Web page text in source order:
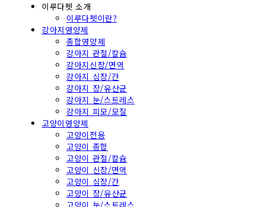
이루다펫 소개
이루다펫이란?
강아지영양제
종합영양제
강아지 관절/칼슘
강아지신장/면역
강아지 심장/간
강아지 장/유산균
강아지 눈/스트레스
강아지 피모/모질
고양이영양제
고양이전용
고양이 종합
고양이 관절/칼슘
고양이 신장/면역
고양이 심장/간
고양이 장/유산균